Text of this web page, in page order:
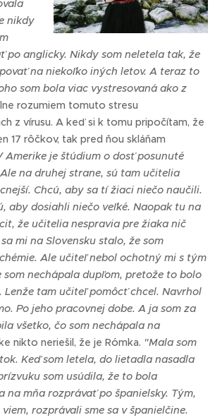
nikdy
po anglicky. Nikdy som neletela tak, že
na niekoľko iných letov. A teraz to
som bola viac vystresovaná ako z
rozumiem tomuto stresu
z vírusu. A keď si k tomu pripočítam, že
17 rôčkov, tak pred ňou skláňam
Amerike je štúdium o dosť posunuté
na druhej strane, sú tam učitelia
Chcú, aby sa tí žiaci niečo naučili.
aby dosiahli niečo veľké. Naopak tu na
že učitelia nespravia pre žiaka nič
mi na Slovensku stalo, že som
Ale učiteľ nebol ochotný mi s tým
som nechápala dupľom, pretože to bolo
Lenže tam učiteľ pomôcť chcel. Navrhol
Po jeho pracovnej dobe. A ja som za
všetko, čo som nechápala na
nikto neriešil, že je Rómka. "Mala som
Keď som letela, do lietadla nasadla
som usúdila, že to bola
na mňa rozprávať po španielsky. Tým,
rozprávali sme sa v španielčine.